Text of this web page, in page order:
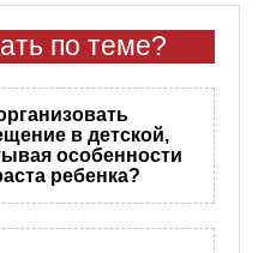
по теме?
в детской,
особенности
ребенка?